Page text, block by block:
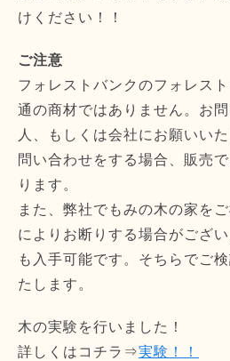
けください！！
ご注意
フォレストバンクのフォレス
通の商材ではありません。お
人、もしくは会社にお願いい
問い合わせをする場合、販売
ります。
また、弊社でもみの木の家を
によりお断りする場合がござ
も入手可能です。そちらでご
たします。
木の実験を行いました！
詳しくはコチラ⇒実験！！